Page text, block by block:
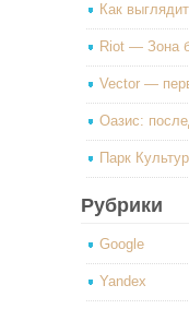
Как
Riot — Зона
Vector —
Оазис:
Парк
Рубрики
Google
Yandex